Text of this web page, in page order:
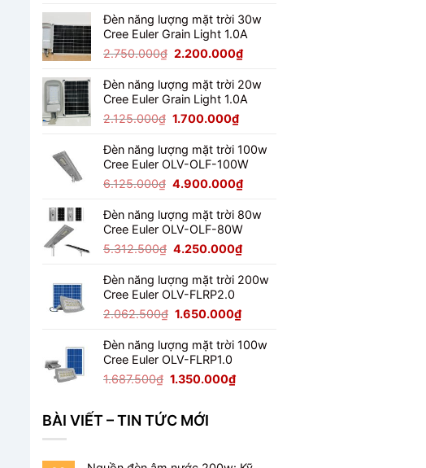
là:
4.487.500₫.
tại
là:
3.590.000₫.
Đèn năng lượng mặt trời 30w
Cree Euler Grain Light 1.0A
2.750.000₫ Giá
là:
2.750.000₫.
2.200.000₫Giá
tại
là:
Đèn năng lượng mặt trời 20w
Cree Euler Grain Light 1.0A
2.125.000₫ Giá
là:
2.125.000₫.
1.700.000₫Giá
tại
là:
1.700.000₫.
Đèn năng lượng mặt trời 100w
Cree Euler OLV-OLF-100W
6.125.000₫ Giá
là:
6.125.000₫.
4.900.000₫Giá
tại
là:
Đèn năng lượng mặt trời 80w
Cree Euler OLV-OLF-80W
5.312.500₫ Giá
là:
5.312.500₫.
4.250.000₫Giá
tại
Đèn năng lượng mặt trời 200w
Cree Euler OLV-FLRP2.0
2.062.500₫ Giá
là:
2.062.500₫.
1.650.000₫Giá
tại
Đèn năng lượng mặt trời 100w
Cree Euler OLV-FLRP1.0
1.687.500₫ Giá
1.687.500₫.
1.350.000₫Giá
BÀI VIẾT – TIN TỨC MỚI